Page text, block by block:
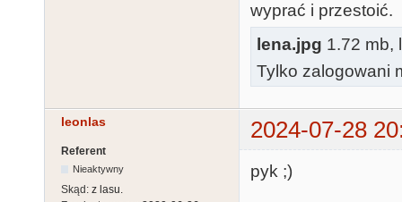
wyprać i przestoić.
lena.jpg 1.72 mb,
Tylko zalogowani
leonlas 2024-07-28
Referent
Nieaktywny
Skąd: z lasu.
pyk ;)